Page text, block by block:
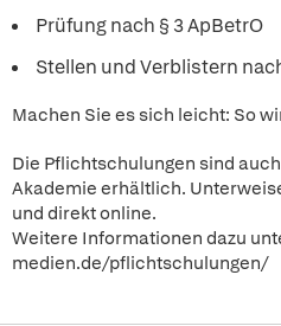
Prüfung nach § 3 ApBetrO
Stellen und Verblistern
Machen Sie es sich leicht: So
Die Pflichtschulungen sind
Akademie erhältlich.
und direkt online.
Weitere Informationen dazu
medien.de/pflichtschulungen/